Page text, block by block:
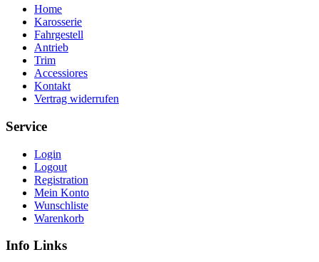
Home
Karosserie
Fahrgestell
Antrieb
Trim
Accessiores
Kontakt
Vertrag widerrufen
Service
Login
Logout
Registration
Mein Konto
Wunschliste
Warenkorb
Info Links